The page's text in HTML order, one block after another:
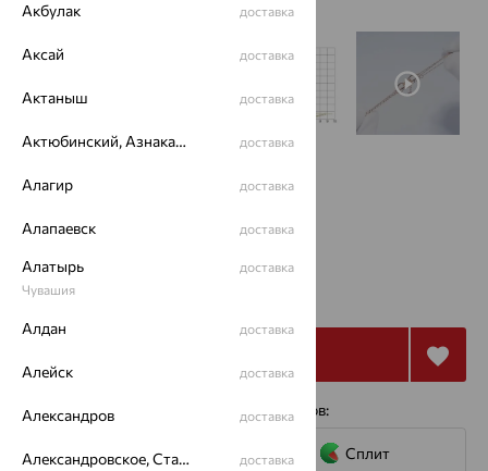
19 866
4 платежа по 4 967 с помощью сервисов:
Сплит
Акбулак доставка
Аксай доставка
Актаныш доставка
Актюбинский, Азнакаевский район доставка
Алагир доставка
Алапаевск доставка
Алатырь
Чувашия
доставка
Алдан доставка
Алейск доставка
Александров доставка
Александровское, Ставропольский край доставка